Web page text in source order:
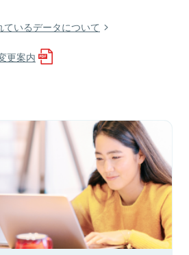
いるデータについて
更案内